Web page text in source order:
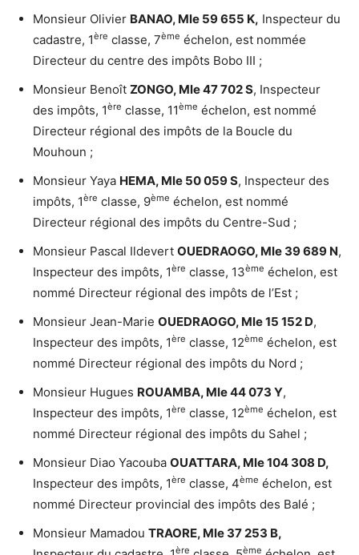
Monsieur Olivier BANAO, Mle 59 655 K, Inspecteur du
cadastre, 1ère classe, 7ème échelon, est nommée
Directeur du centre des impôts Bobo III ;
Monsieur Benoît ZONGO, Mle 47 702 S, Inspecteur
des impôts, 1ère classe, 11ème échelon, est nommé
Directeur régional des impôts de la Boucle du
Mouhoun ;
Monsieur Yaya HEMA, Mle 50 059 S, Inspecteur des
impôts, 1ère classe, 9ème échelon, est nommé
Directeur régional des impôts du Centre-Sud ;
Monsieur Pascal Ildevert OUEDRAOGO, Mle 39 689 N,
Inspecteur des impôts, 1ère classe, 13ème échelon, est
nommé Directeur régional des impôts de l’Est ;
Monsieur Jean-Marie OUEDRAOGO, Mle 15 152 D,
Inspecteur des impôts, 1ère classe, 12ème échelon, est
nommé Directeur régional des impôts du Nord ;
Monsieur Hugues ROUAMBA, Mle 44 073 Y,
Inspecteur des impôts, 1ère classe, 12ème échelon, est
nommé Directeur régional des impôts du Sahel ;
Monsieur Diao Yacouba OUATTARA, Mle 104 308 D,
Inspecteur des impôts, 1ère classe, 4ème échelon, est
nommé Directeur provincial des impôts des Balé ;
Monsieur Mamadou TRAORE, Mle 37 253 B,
ère ème